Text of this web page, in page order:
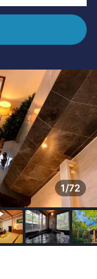
1/72